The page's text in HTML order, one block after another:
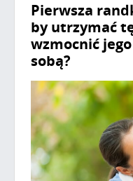
Pierwsza
by utrzymać
wzmocnić
sobą?